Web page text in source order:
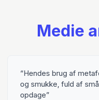
Medie
Hendes brug af
og smukke, fuld af
opdage